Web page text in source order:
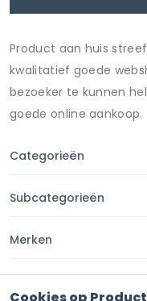
Product aan huis
kwalitatief goede
bezoeker te kunnen
goede online aankoop.
Categorieën
Subcategorieën
Merken